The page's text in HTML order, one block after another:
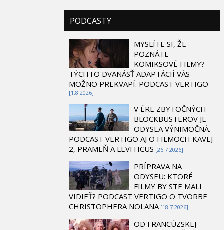
PODCASTY
MYSLÍTE SI, ŽE
POZNÁTE
KOMIKSOVÉ FILMY?
TÝCHTO DVANÁSŤ ADAPTÁCIÍ VÁS
MOŽNO PREKVAPÍ. PODCAST VERTIGO
[1.8 2026]
V ÉRE ZBYTOČNÝCH
BLOCKBUSTEROV JE
ODYSEA VÝNIMOČNÁ.
PODCAST VERTIGO AJ O FILMOCH KAVEJ
2, PRAMEŇ A LEVITICUS [26.7 2026]
PRÍPRAVA NA
ODYSEU: KTORÉ
FILMY BY STE MALI
VIDIEŤ? PODCAST VERTIGO O TVORBE
CHRISTOPHERA NOLANA [18.7 2026]
OD FRANCÚZSKEJ